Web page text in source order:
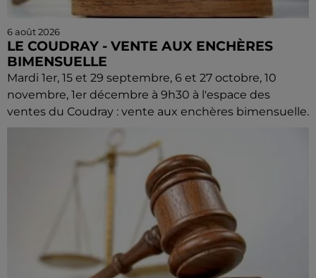
6 août 2026
LE COUDRAY - VENTE AUX ENCHÈRES
BIMENSUELLE
Mardi 1er, 15 et 29 septembre, 6 et 27 octobre, 10
novembre, 1er décembre à 9h30 à l'espace des
ventes du Coudray : vente aux enchères bimensuelle.